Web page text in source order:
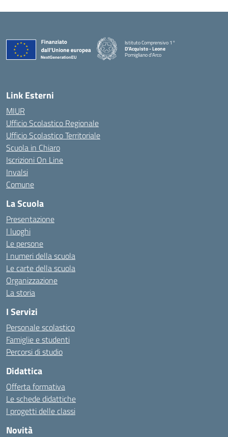
Istituto Comprensivo 1°
D'Acquisto - Leone
Pomigliano d'Arco
— Visita la pagina iniziale della scuola
Link Esterni
MIUR
Ufficio Scolastico Regionale
Ufficio Scolastico Territoriale
Scuola in Chiaro
Iscrizioni On Line
Invalsi
Comune
La Scuola
Presentazione
I luoghi
Le persone
I numeri della scuola
Le carte della scuola
Organizzazione
La storia
I Servizi
Personale scolastico
Famiglie e studenti
Percorsi di studio
Didattica
Offerta formativa
Le schede didattiche
I progetti delle classi
Novità